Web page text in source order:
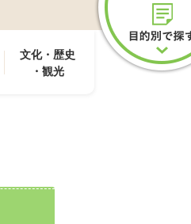
文化・歴史
・観光